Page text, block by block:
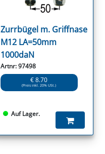
Zurrbügel m. Griffnase
M12 LA=50mm
1000daN
Artnr: 97498
€ 8.70
(Preis inkl. 20% USt.)
Auf Lager.